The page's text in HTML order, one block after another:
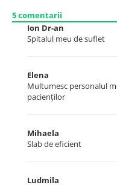
5comentarii
Ion Dr-an
Spitalul meu de suflet
Elena
Multumesc personalul
pacienților
Mihaela
Slab de eficient
Ludmila